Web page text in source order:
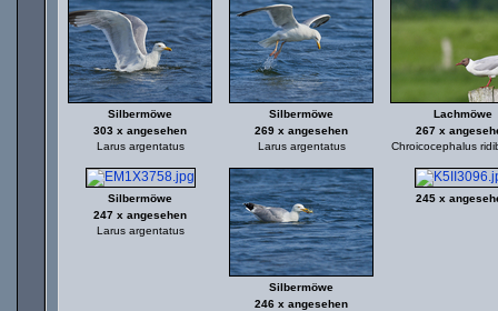
Silbermöwe
303 x angesehen
Larus argentatus
Silbermöwe
269 x angesehen
Larus argentatus
Lachmöwe
267 x
Chroicocephalus
Silbermöwe
247 x angesehen
Larus argentatus
Silbermöwe
246 x angesehen
245 x